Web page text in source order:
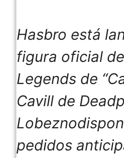
Hasbro está
figura oficial
Legends de
Cavill de
Lobezno
pedidos